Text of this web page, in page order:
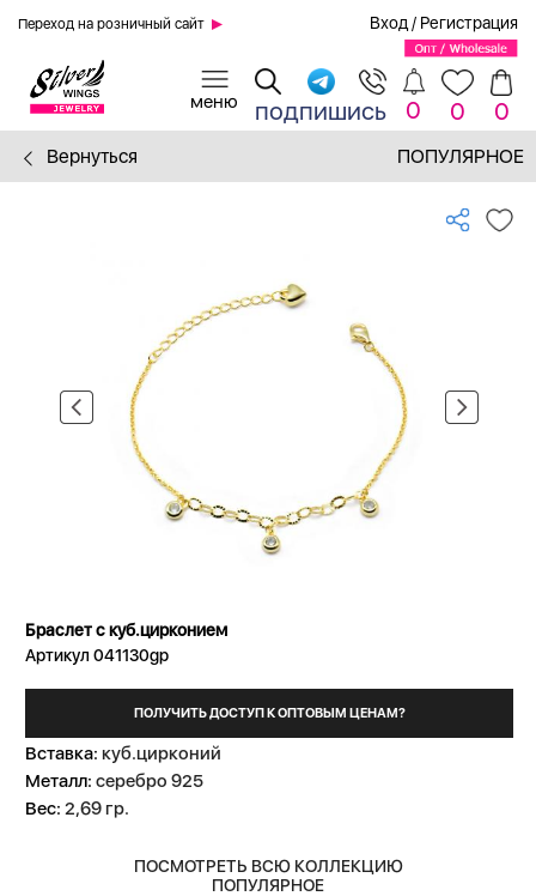
Переход на розничный сайт Вход / Регистрация
подпишись 0 0 0
Вернуться ПОПУЛЯРНОЕ
Браслет с куб.цирконием
Артикул 041130gp
ПОЛУЧИТЬ ДОСТУП К ОПТОВЫМ ЦЕНАМ?
Вставка: куб.цирконий
Металл: серебро 925
Вес: 2,69 гр.
ПОСМОТРЕТЬ ВСЮ КОЛЛЕКЦИЮ
ПОПУЛЯРНОЕ